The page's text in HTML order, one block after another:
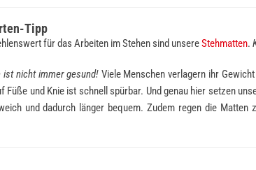
Tipp
für das Arbeiten im Stehen sind unsereStehmatten.
ist nicht immer gesund!Viele Menschen verlagern ihr
Füße und Knie ist schnell spürbar. Und genau hier setzen
und dadurch länger bequem. Zudem regen die